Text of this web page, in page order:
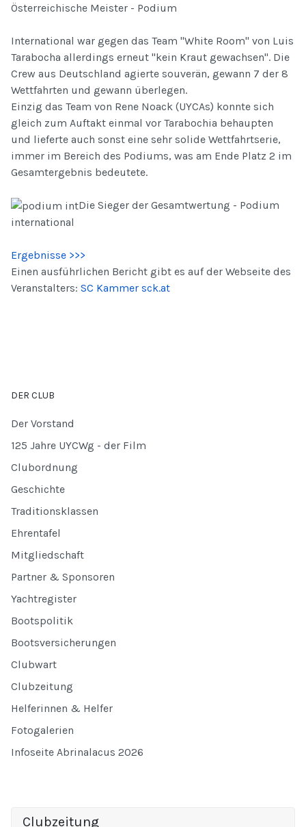
Österreichische Meister - Podium
International war gegen das Team "White Room" von Luis
Tarabocha allerdings erneut "kein Kraut gewachsen". Die
Crew aus Deutschland agierte souverän, gewann 7 der 8
Wettfahrten und gewann überlegen.
Einzig das Team von Rene Noack (UYCAs) konnte sich
gleich zum Auftakt einmal vor Tarabochia behaupten
und lieferte auch sonst eine sehr solide Wettfahrtserie,
immer im Bereich des Podiums, was am Ende Platz 2 im
Gesamtergebnis bedeutete.
Die Sieger der Gesamtwertung - Podium
international
Ergebnisse >>>
Einen ausführlichen Bericht gibt es auf der Webseite des
Veranstalters: SC Kammer sck.at
DER CLUB
Der Vorstand
125 Jahre UYCWg - der Film
Clubordnung
Geschichte
Traditionsklassen
Ehrentafel
Mitgliedschaft
Partner & Sponsoren
Yachtregister
Bootspolitik
Bootsversicherungen
Clubwart
Clubzeitung
Helferinnen & Helfer
Fotogalerien
Infoseite Abrinalacus 2026
Clubzeitung